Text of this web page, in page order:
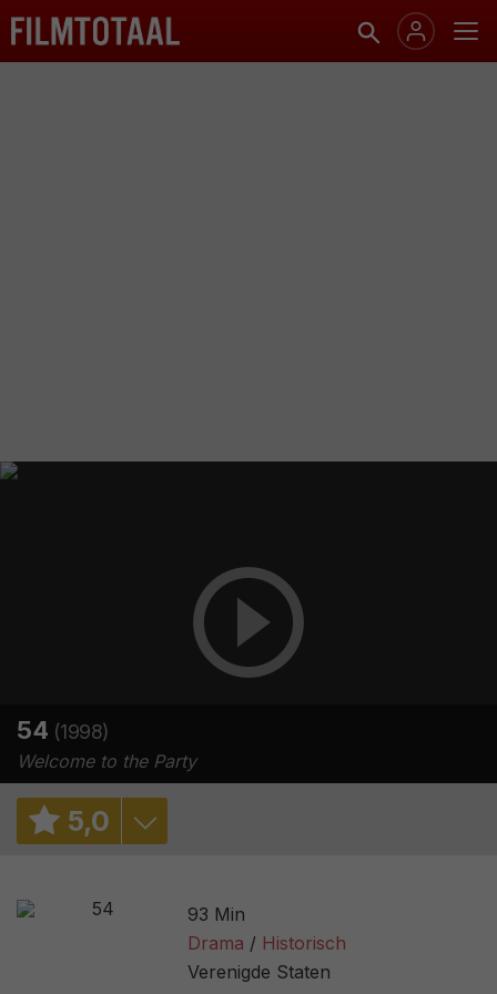
54 (1998)
Welcome to the Party
5,0
5,9/ 35244
15%
93 Min
Drama
Historisch
Verenigde Staten